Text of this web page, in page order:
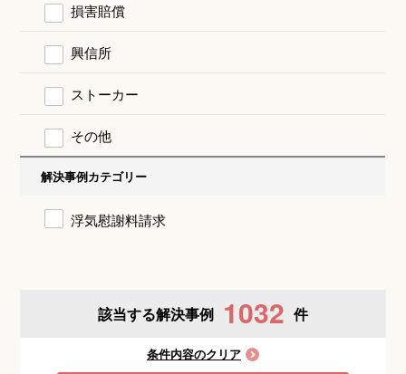
損害賠償
興信所
ストーカー
その他
解決事例カテゴリー
浮気慰謝料請求
該当する解決事例 1032 件
条件内容のクリア